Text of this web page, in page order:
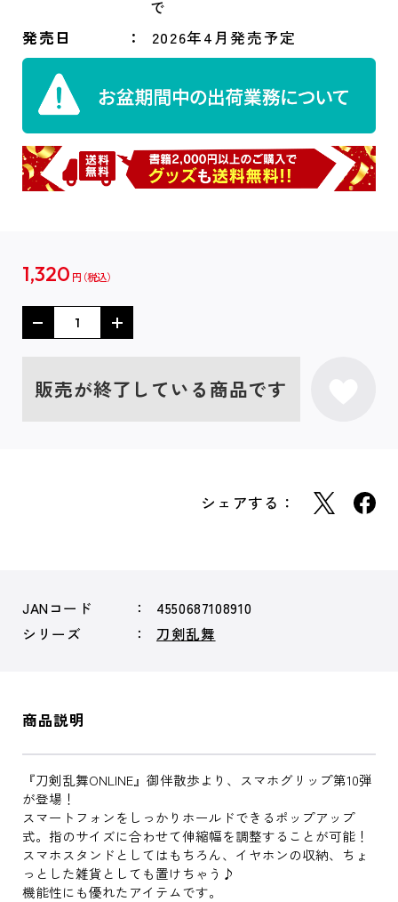
で
発売日
2026年4月発売予定
1,320 円
販売が終了している商品です
シェアする：
JANコード
4550687108910
シリーズ
刀剣乱舞
商品説明
『刀剣乱舞ONLINE』御伴散歩より、スマホグリップ第10弾
が登場！
スマートフォンをしっかりホールドできるポップアップ
式。指のサイズに合わせて伸縮幅を調整することが可能！
スマホスタンドとしてはもちろん、イヤホンの収納、ちょ
っとした雑貨としても置けちゃう♪
機能性にも優れたアイテムです。